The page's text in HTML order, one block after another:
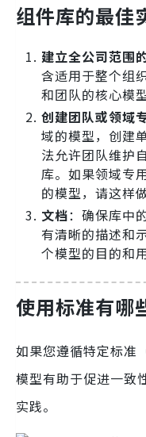
组件库的最佳
建立全公司范围
含适用于整个组
和团队的核心模型
创建团队或领域
域的模型，创建
法允许团队维护
库。如果领域专
的模型，请这样做
文档：确保库中
有清晰的描述和
个模型的目的和用
使用标准有哪
如果您遵循特定标准
模型有助于促进一致
实践。